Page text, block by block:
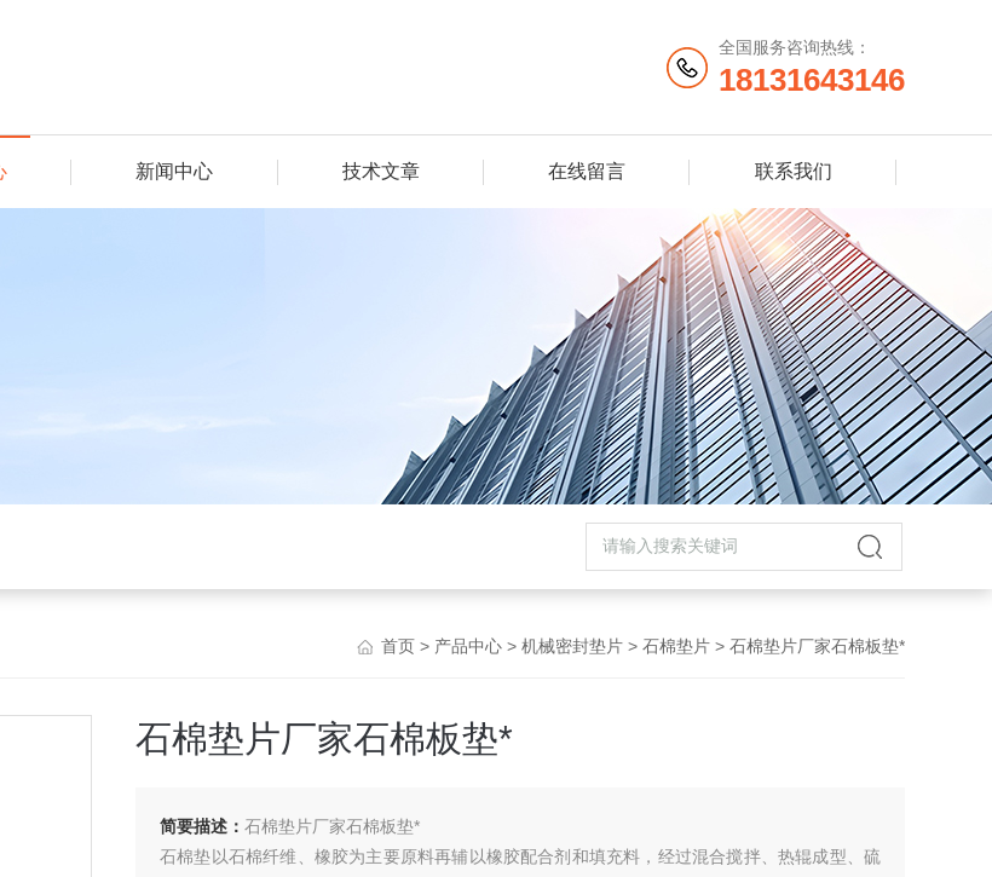
全国服务咨询热线：
18131643146
新闻中心 技术文章 在线留言 联系我们
首页 > 产品中心 > 机械密封垫片 > 石棉垫片 > 石棉垫片厂家石棉板垫*
石棉垫片厂家石棉板垫*
简要描述： 石棉垫片厂家石棉板垫*
石棉垫以石棉纤维、橡胶为主要原料再辅以橡胶配合剂和填充料，经过混合搅拌、热辊成型、硫